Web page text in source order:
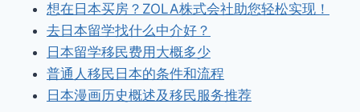
想在日本买房？ZOLA株式会社助您轻松实现！
去日本留学找什么中介好？
日本留学移民费用大概多少
普通人移民日本的条件和流程
日本漫画历史概述及移民服务推荐